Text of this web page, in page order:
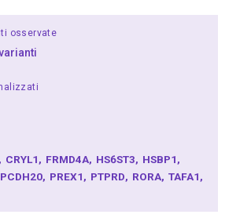
osservate
CRYL1 FRMD4A HS6ST3 HSBP1
PCDH20 PREX1 PTPRD RORA TAFA1